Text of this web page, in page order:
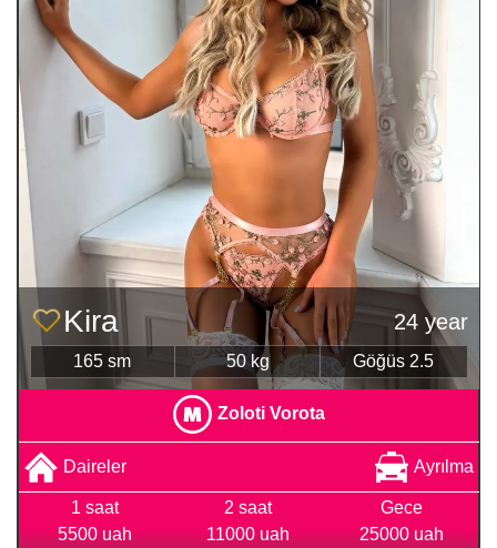
Kira 24 year
165 sm 50 kg Göğüs 2.5
Zoloti Vorota
Daireler Ayrılma
1 saat
5500 uah
2 saat
11000 uah
Gece
25000 uah